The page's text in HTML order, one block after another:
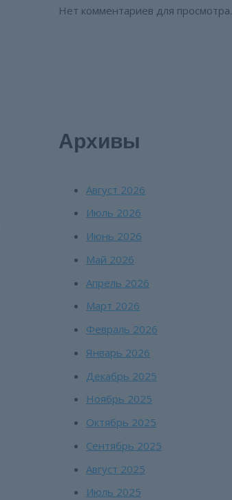
Нет комментариев для просмотра.
Архивы
Август 2026
Июль 2026
Июнь 2026
Май 2026
Апрель 2026
Март 2026
Февраль 2026
Январь 2026
Декабрь 2025
Ноябрь 2025
Октябрь 2025
Сентябрь 2025
Август 2025
Июль 2025